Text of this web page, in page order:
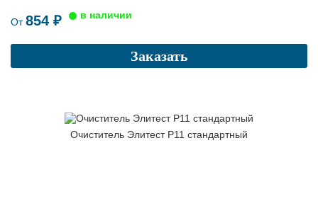
От854 ₽
Заказать
Очиститель Элитест Р11 стандартный